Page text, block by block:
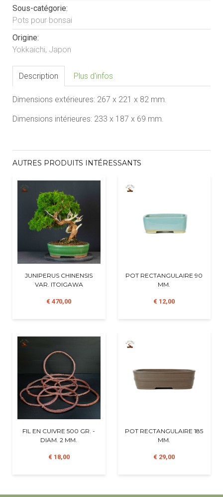
Sous-catégorie:
Pots pour bonsai
Origine:
Yokkaichi, Japon
Description Plus d'infos
Dimensions extérieures: 267 x 221 x 82 mm.
Dimensions intérieures: 233 x 187 x 69 mm.
AUTRES PRODUITS INTÉRESSANTS
JUNIPERUS CHINENSIS
VAR. ITOIGAWA
€ 470,00
POT RECTANGULAIRE 90
MM.
€ 12,00
FIL EN CUIVRE 500 GR. -
DIAM. 2 MM.
€ 18,00
POT RECTANGULAIRE 185
MM.
€ 29,00